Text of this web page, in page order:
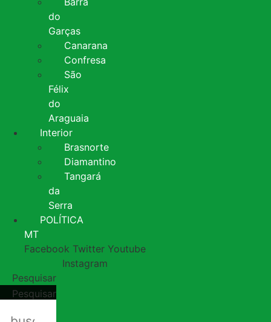
do
Garças
Canarana
Confresa
São
Félix
do
Araguaia
Interior
Brasnorte
Diamantino
Tangará
da
Serra
POLÍTICA
MT
Facebook Twitter Youtube
Instagram
Pesquisar
Pesquisar